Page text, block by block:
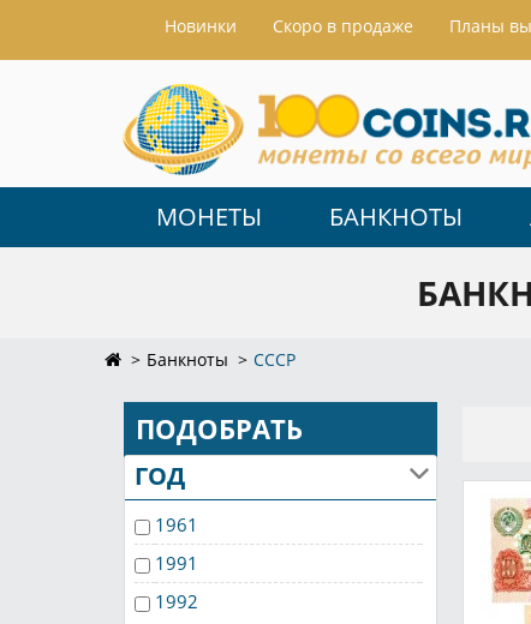
Hовинки Скоро в продаже Планы
МОНЕТЫ БАНКНОТЫ
Банкноты СССР
ПОДОБРАТЬ
ГОД
1961
1991
1992